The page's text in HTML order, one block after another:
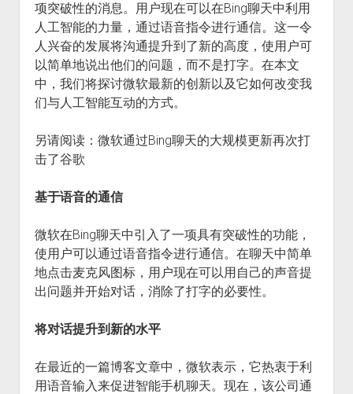
福利吧
技术控
热门事件
福利福利
火星情报局
小猪AI
算娘区块链
项突破性的消息。用户现在可以在Bing聊天中利用
人工智能的力量，通过语音指令进行通信。这一令
人兴奋的发展将沟通提升到了新的高度，使用户可
以简单地说出他们的问题，而不是打字。在本文
中，我们将探讨微软最新的创新以及它如何改变我
们与人工智能互动的方式。
另请阅读：微软通过Bing聊天的大规模更新再次打
击了谷歌
基于语音的通信
微软在Bing聊天中引入了一项具有突破性的功能，
使用户可以通过语音指令进行通信。在聊天中简单
地点击麦克风图标，用户现在可以用自己的声音提
出问题并开始对话，消除了打字的必要性。
将对话提升到新的水平
在最近的一篇博客文章中，微软表示，它热衷于利
用语音输入来促进智能手机聊天。现在，该公司通